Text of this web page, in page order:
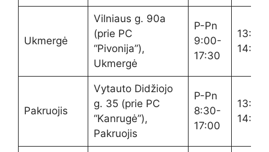
Ukmergė
Vilniaus g. 90a
(prie PC
“Pivonija”),
Ukmergė
P-Pn
9:00-
17:30
13:20-
14:00
Pakruojis
Vytauto Didžiojo
g. 35 (prie PC
“Kanrugė”),
Pakruojis
P-Pn
8:30-
17:00
13:20-
14:00